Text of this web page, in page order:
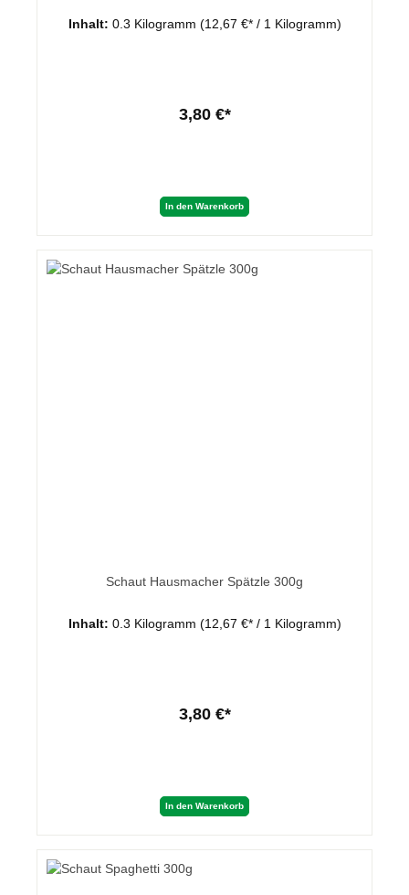
Inhalt: 0.3 Kilogramm (12,67 €* / 1 Kilogramm)
3,80 €*
In den Warenkorb
Schaut Hausmacher Spätzle 300g
Inhalt: 0.3 Kilogramm (12,67 €* / 1 Kilogramm)
3,80 €*
In den Warenkorb